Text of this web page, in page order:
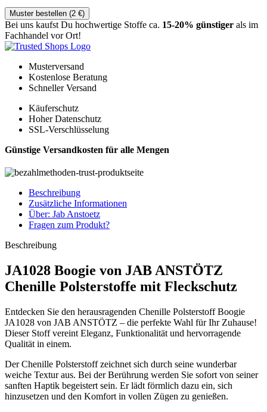
Muster bestellen (2 €)
Bei uns kaufst Du hochwertige Stoffe ca. 15-20% günstiger als im
Fachhandel vor Ort!
Musterversand
Kostenlose Beratung
Schneller Versand
Käuferschutz
Hoher Datenschutz
SSL-Verschlüsselung
Günstige Versandkosten für alle Mengen
Beschreibung
Zusätzliche Informationen
Über: Jab Anstoetz
Fragen zum Produkt?
Beschreibung
JA1028 Boogie von JAB ANSTÖTZ
Chenille Polsterstoffe mit Fleckschutz
Entdecken Sie den herausragenden Chenille Polsterstoff Boogie
JA1028 von JAB ANSTÖTZ – die perfekte Wahl für Ihr Zuhause!
Dieser Stoff vereint Eleganz, Funktionalität und hervorragende
Qualität in einem.
Der Chenille Polsterstoff zeichnet sich durch seine wunderbar
weiche Textur aus. Bei der Berührung werden Sie sofort von seiner
sanften Haptik begeistert sein. Er lädt förmlich dazu ein, sich
hinzusetzen und den Komfort in vollen Zügen zu genießen.